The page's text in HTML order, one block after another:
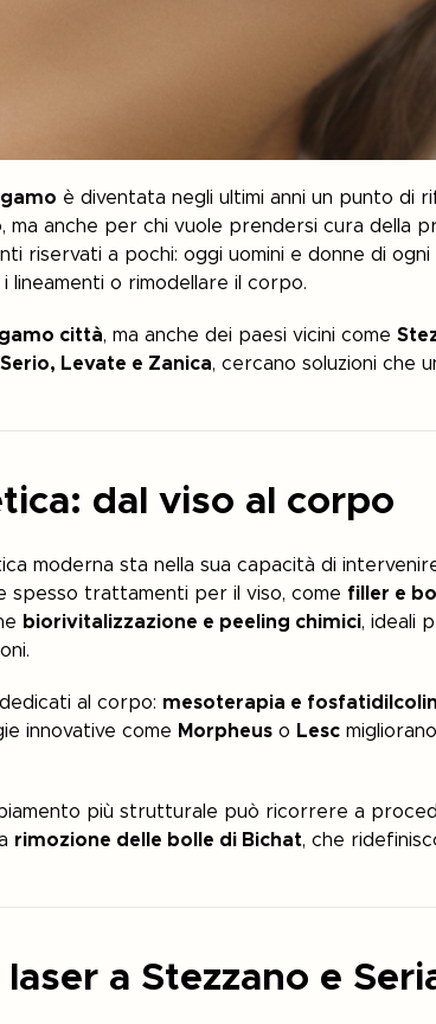
è diventata negli ultimi anni un punto di
anche per chi vuole prendersi cura della
riservati a pochi: oggi uomini e donne di
lineamenti o rimodellare il corpo.
città, ma anche dei paesi vicini come
Levate e Zanica, cercano soluzioni che
dal viso al corpo
moderna sta nella sua capacità di
spesso trattamenti per il viso, come filler e
biorivitalizzazione e peeling chimici, ideali
al corpo: mesoterapia e
innovative come Morpheus o Lesc
più strutturale può ricorrere a
rimozione delle bolle di Bichat, che
a Stezzano e